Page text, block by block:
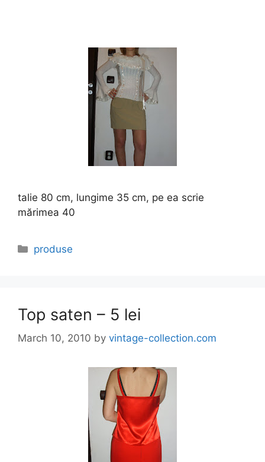
talie 80 cm, lungime 35 cm, pe ea scrie
mărimea 40
Categories
produse
Top saten – 5 lei
March 10, 2010 by vintage-collection.com